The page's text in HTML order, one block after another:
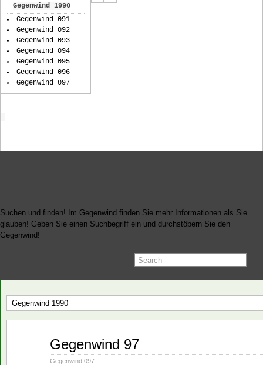
Gegenwind 1990
Gegenwind 091
Gegenwind 092
Gegenwind 093
Gegenwind 094
Gegenwind 095
Gegenwind 096
Gegenwind 097
Suchen und finden! Im Gegenwind finden Sie mehr Informationen als Sie
glauben! Geben Sie einen Suchbegriff ein und durchstöbern Sie den
Gegenwind!
Gegenwind 1990
Gegenwind 97
Gegenwind 097